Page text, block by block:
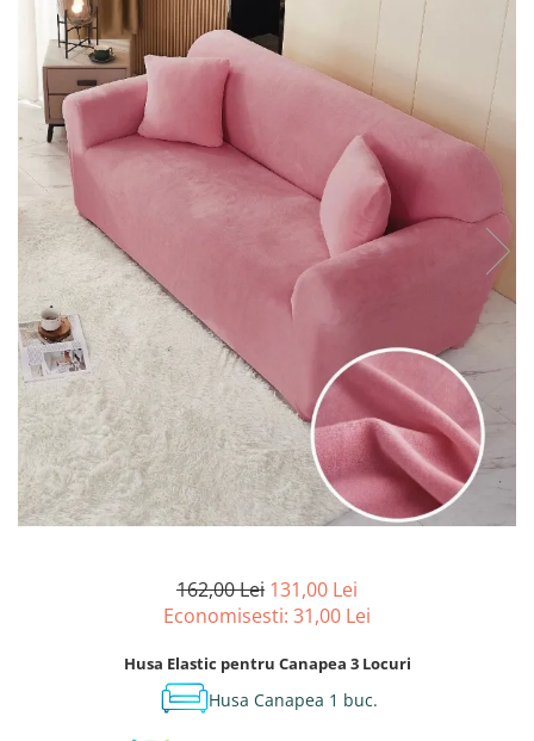
Lenjerii de pat Bumbac Poplin
Lenjerii de pat Catifea
Lenjerii de pat Damasc
Lenjerii de pat Finet + 2 Draperii
Lenjerii de pat Finet cu PLIURI
Lenjerii de pat finet Home
Lenjerii de pat Saten 4 piese cu
elastic
162,00 Lei 131,00 Lei
Economisesti: 31,00 Lei
Husa Elastic pentru Canapea 3 Locuri
Husa Canapea 1 buc.